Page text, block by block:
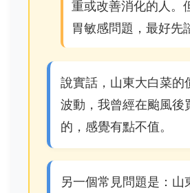
重或改善消化的人。
胃敏感問題，最好先
說實話，山東大白菜的
波動，我曾經在颱風後
的，感覺有點不值。
另一個常見問題是：山